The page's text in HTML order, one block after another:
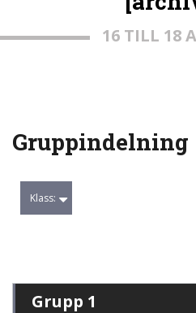
16 TILL 18
Gruppindelning
Klass:
Grupp 1